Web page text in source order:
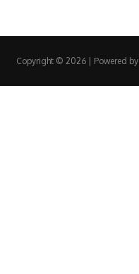
Copyright © 2026 | Powered by